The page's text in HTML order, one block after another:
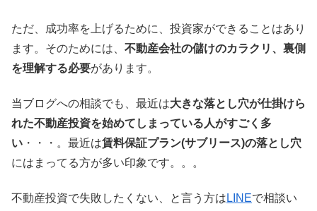
ただ、成功率を上げるために、投資家ができることはあり
ます。そのためには、 不動産会社の儲けのカラクリ、裏側
を理解する必要があります。
当ブログへの相談でも、最近は大きな落とし穴が仕掛けら
れた不動産投資を始めてしまっている人がすごく多
い ・・・。最近は賃料保証プラン(サブリース)の落とし穴
にはまってる方が多い印象です。。。
不動産投資で失敗したくない、と言う方は LINEで相談い